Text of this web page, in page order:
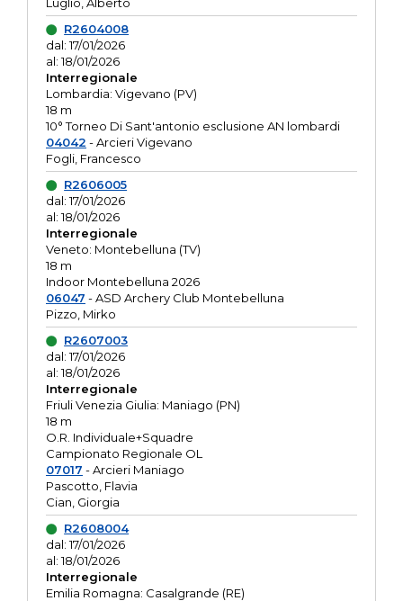
R2604008
dal: 17/01/2026
al: 18/01/2026
Interregionale
Lombardia: Vigevano (PV)
18 m
10° Torneo Di Sant'antonio esclusione AN lombardi
04042 - Arcieri Vigevano
Fogli, Francesco
R2606005
dal: 17/01/2026
al: 18/01/2026
Interregionale
Veneto: Montebelluna (TV)
18 m
Indoor Montebelluna 2026
06047 - ASD Archery Club Montebelluna
Pizzo, Mirko
R2607003
dal: 17/01/2026
al: 18/01/2026
Interregionale
Friuli Venezia Giulia: Maniago (PN)
18 m
O.R. Individuale+Squadre
Campionato Regionale OL
07017 - Arcieri Maniago
Pascotto, Flavia
Cian, Giorgia
R2608004
dal: 17/01/2026
al: 18/01/2026
Interregionale
Emilia Romagna: Casalgrande (RE)